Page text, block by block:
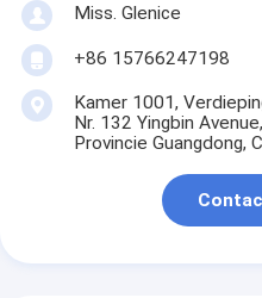
Miss. Glenice
+86 15766247198
Kamer 1001,
Nr. 132 Yingbin
Provincie Guangdong,